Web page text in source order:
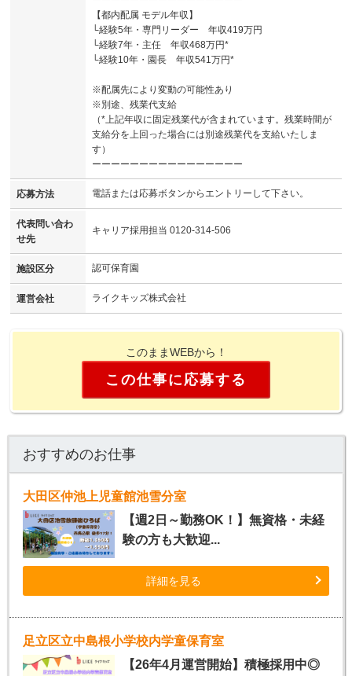
【都内配属 モデル年収】
└経験5年・専門リーダー 年収419万円
└経験7年・主任 年収468万円*
└経験10年・園長 年収541万円*
※配属先により変動の可能性あり
※別途、残業代支給
（*上記年収に固定残業代が含まれています。残業時間が
支給分を上回った場合には別途残業代を支給いたしま
す）
ーーーーーーーーーーーーーーーー
応募方法 電話または応募ボタンからエントリーして下さい。
代表問い合わ
せ先
キャリア採用担当 0120-314-506
施設区分 認可保育園
運営会社 ライクキッズ株式会社
このままWEBから！
この仕事に応募する
おすすめのお仕事
大田区仲池上児童館池雪分室
【週2日～勤務OK！】無資格・未経
験の方も大歓迎...
詳細を見る
足立区立中島根小学校内学童保育室
【26年4月運営開始】積極採用中◎